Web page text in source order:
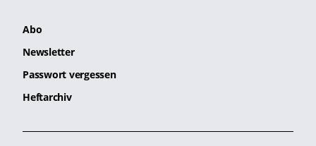
Abo
Newsletter
Passwort vergessen
Heftarchiv